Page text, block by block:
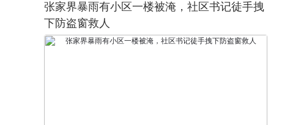
张家界暴雨有小区一楼被淹，社区书记徒手拽
下防盗窗救人